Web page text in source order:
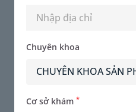
Chuyên khoa
CHUYÊN KHOA SẢN
Cơ sở khám *